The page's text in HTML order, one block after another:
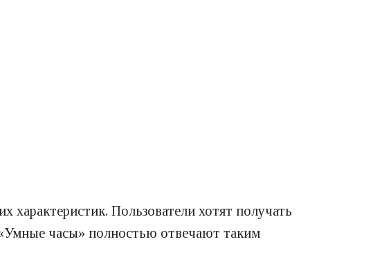
Пользователи хотят получать
часы» полностью отвечают таким